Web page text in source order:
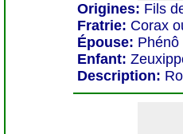
Origines: Fils
Fratrie: Corax
Épouse: Phénô
Enfant:
Description: